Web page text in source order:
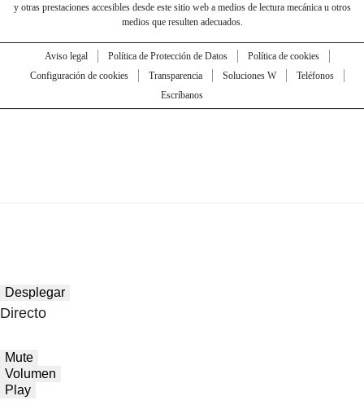
y otras prestaciones accesibles desde este sitio web a medios de lectura mecánica u otros
medios que resulten adecuados.
Aviso legal Política de Protección de Datos
Política de cookies
Configuración de cookies
Transparencia Soluciones W
Teléfonos
Escríbanos
Desplegar
Directo
Mute
Volumen
Play